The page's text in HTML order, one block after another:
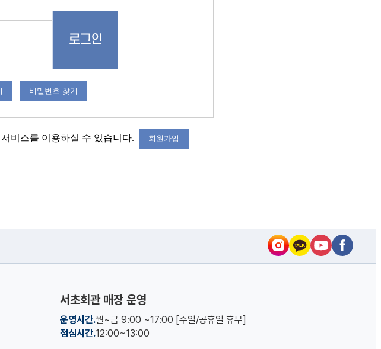
비밀번호 찾기
비스를 이용하실 수 있습니다. 회원가입
서초회관 매장 운영
운영시간.월~금 9:00 ~17:00 [주일/공휴일 휴무]
점심시간.12:00~13:00